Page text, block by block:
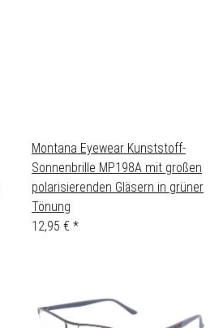
Montana Eyewear Kunststoff-
Sonnenbrille MP198A mit großen
polarisierenden Gläsern in grüner
Tönung
12,95 € *